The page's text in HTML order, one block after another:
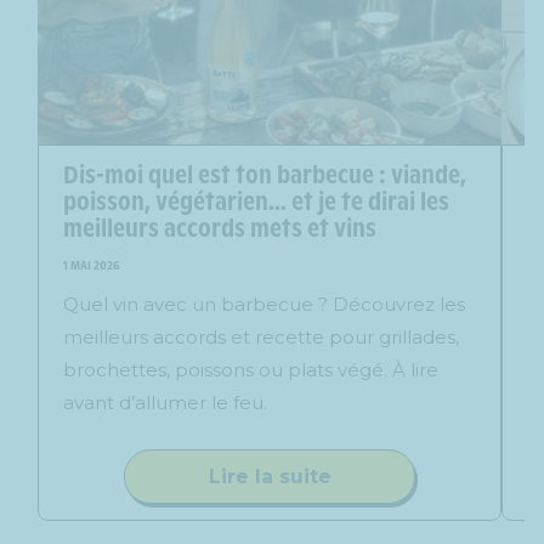
Dis-moi quel est ton barbecue : viande,
poisson, végétarien… et je te dirai les
meilleurs accords mets et vins
1 MAI 2026
Quel vin avec un barbecue ? Découvrez les
meilleurs accords et recette pour grillades,
brochettes, poissons ou plats végé. À lire
avant d’allumer le feu.
Lire la suite